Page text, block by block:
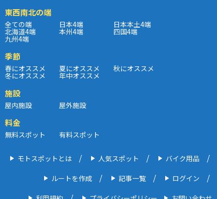
東西南北の端
全ての端 日本4端 日本本土4端
北海道4端 本州4端 四国4端
九州4端
季節
春にオススメ 夏にオススメ 秋にオススメ
冬にオススメ 年中オススメ
施設
屋内施設 屋外施設
料金
無料スポット 有料スポット
モトスポットとは 人気スポット バイク用品
ルートを作成 記事一覧 ログイン